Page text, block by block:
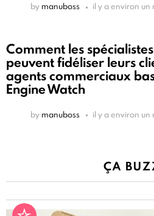
by manuboss il y a environ un
Comment les
peuvent fidéliser leurs
agents commerciaux
Engine Watch
by manuboss il y a environ un
ÇA